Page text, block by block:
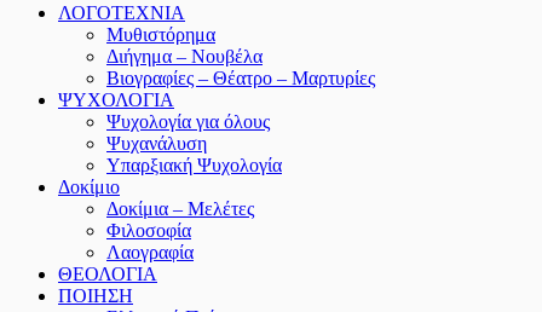
ΛΟΓΟΤΕΧΝΙΑ
Μυθιστόρημα
Διήγημα – Νουβέλα
Βιογραφίες – Θέατρο – Μαρτυρίες
ΨΥΧΟΛΟΓΙΑ
Ψυχολογία για όλους
Ψυχανάλυση
Υπαρξιακή Ψυχολογία
Δοκίμιο
Δοκίμια – Μελέτες
Φιλοσοφία
Λαογραφία
ΘΕΟΛΟΓΙΑ
ΠΟΙΗΣΗ